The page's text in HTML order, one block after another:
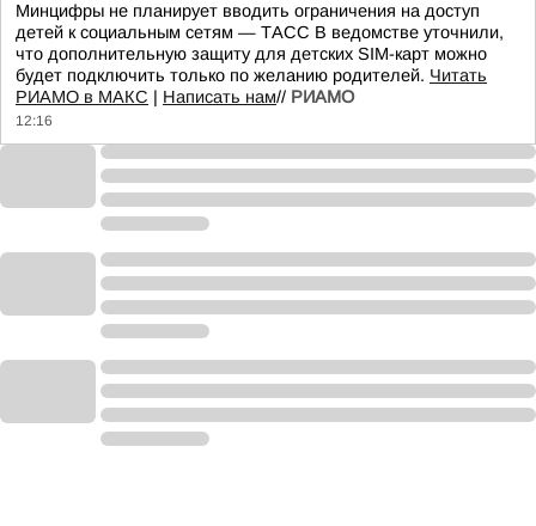
Минцифры не планирует вводить ограничения на доступ
детей к социальным сетям — ТАСС В ведомстве уточнили,
что дополнительную защиту для детских SIM-карт можно
будет подключить только по желанию родителей. Читать
РИАМО в МАКС | Написать нам// РИАМО
12:16